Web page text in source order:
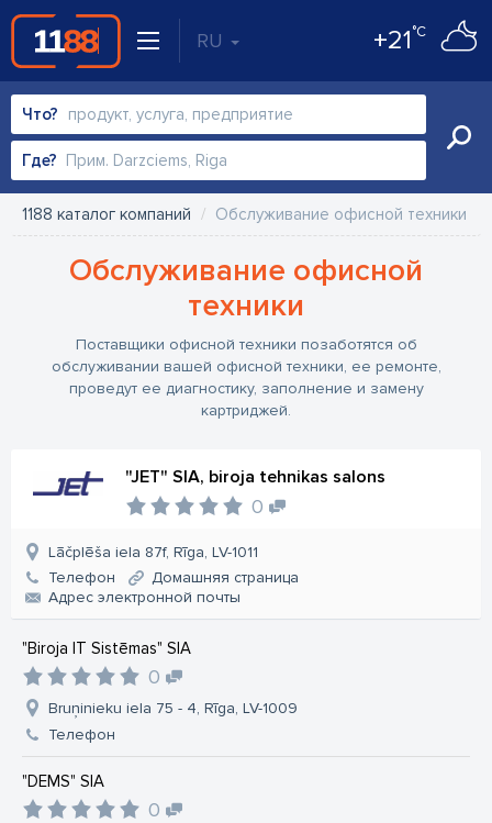
RU +21°C
Что?
Где?
1188 каталог компаний Обслуживание офисной техники
Обслуживание офисной
техники
Поставщики офисной техники позаботятся об
обслуживании вашей офисной техники, ее ремонте,
проведут ее диагностику, заполнение и замену
картриджей.
"JET" SIA, biroja tehnikas salons
0
Lāčplēša iela 87f, Rīga, LV-1011
Телефон
Домашняя страница
Aдрес электронной почты
"Biroja IT Sistēmas" SIA
0
Bruņinieku iela 75 - 4, Rīga, LV-1009
Телефон
"DEMS" SIA
0